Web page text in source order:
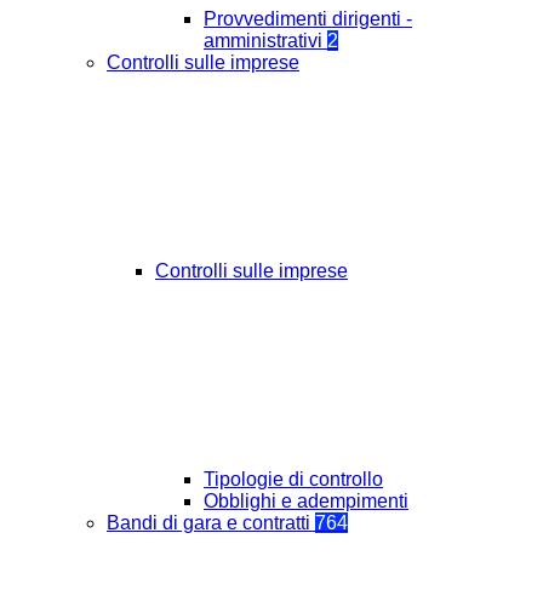
Provvedimenti dirigenti -
amministrativi 2
Controlli sulle imprese
Controlli sulle imprese
Tipologie di controllo
Obblighi e adempimenti
Bandi di gara e contratti 764